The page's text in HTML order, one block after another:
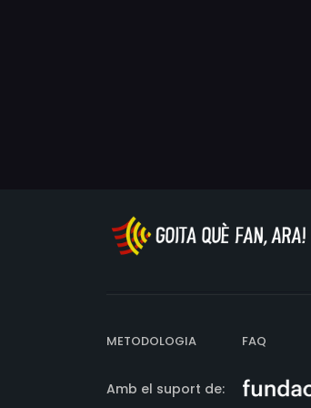
METODOLOGIA FAQ
Amb el suport de: